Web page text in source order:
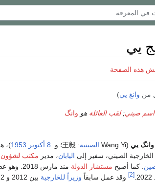
يي
هذه الصفحة
من وانغ يي)
اسم صيني;لقب العائلة هو وانگ
وانگ يي (Wang Yi الصينية:
王毅؛ و. 8 أكتوبر 1953)،
الخارجية الصيني، سفير إلى اليابان، مدير مكتب لشؤون
. كما أصبح مستشار الدولة منذ مارس 2018. وهو عضو في
[2] وقد عمل سابقاً وزيراً للخارجية بين 2012 و 2022.